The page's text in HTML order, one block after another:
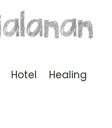
Hotel Healing